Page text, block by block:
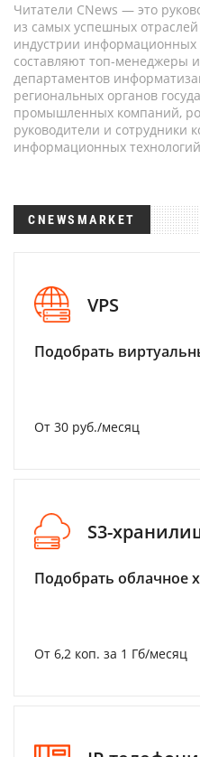
Читатели CNews — это
из самых успешных
индустрии информационных
составляют топ-менеджеры
департаментов
региональных органов
промышленных компаний,
руководители и сотрудники
информационных технологий
CNEWSMARKET
VPS
Подобрать
От 30 руб./месяц
S3-
Подобрать облачное
От 6,2 коп. за 1 Гб/месяц